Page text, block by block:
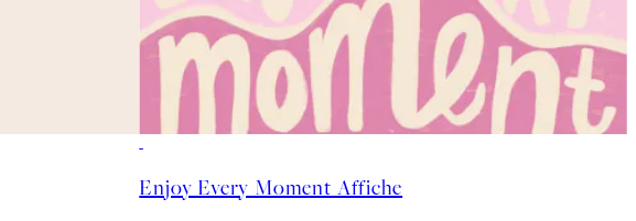
Enjoy Every Moment Affiche